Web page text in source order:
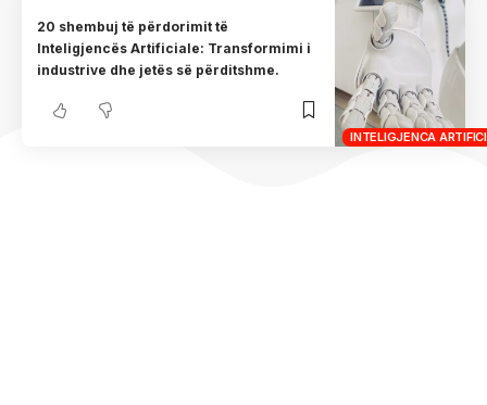
INTELIGJENCA
20 shembuj të përdorimit të
Inteligjencës Artificiale: Transformimi i
industrive dhe jetës së përditshme.